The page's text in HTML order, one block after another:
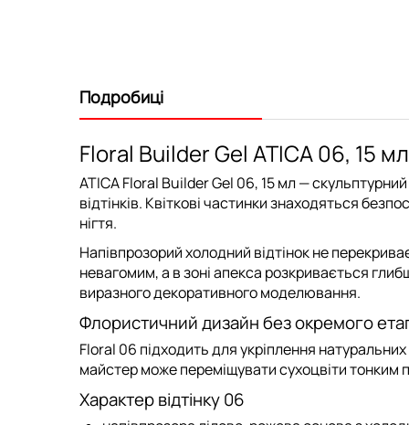
Подробиці
Floral Builder Gel ATICA 06, 15
ATICA Floral Builder Gel 06, 15 мл—
відтінків. Квіткові частинки знаходяться
нігтя.
Напівпрозорий холодний відтінок не
невагомим, а в зоні апекса розкривається
виразного декоративного моделювання.
Флористичний дизайн без окремого
Floral 06 підходить дляукріплення
майстер може переміщувати сухоцвіти тонким
Характер відтінку 06